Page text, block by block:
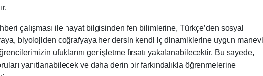
çalışması ile hayat bilgisinden fen bilimlerine, Türkçe’den sosyal
biyolojiden coğrafyaya her dersin kendi iç dinamiklerine uygun manevi
ufuklarını genişletme fırsatı yakalanabilecektir. Bu sayede,
yanıtlanabilecek ve daha derin bir farkındalıkla öğrenmelerine